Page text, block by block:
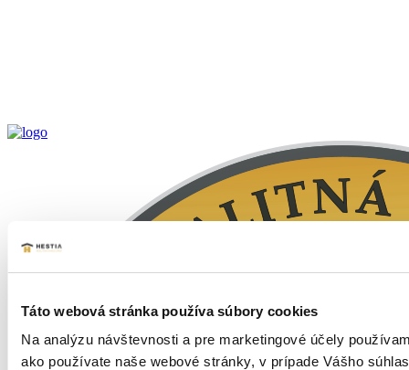
Táto webová stránka používa súbory cookies
Na analýzu návštevnosti a pre marketingové účely
ako používate naše webové stránky, v prípade Vášho